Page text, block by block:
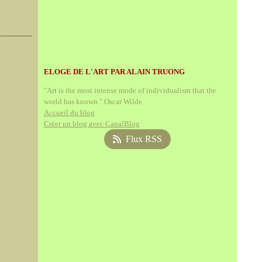
ELOGE DE L'ART PAR ALAIN TRUONG
"Art is the most intense mode of individualism that the
world has known." Oscar Wilde
Accueil du blog
Créer un blog avec CanalBlog
Flux RSS